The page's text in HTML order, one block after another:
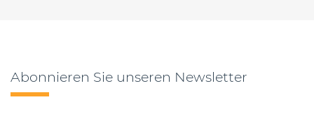
Abonnieren Sie unseren Newsletter